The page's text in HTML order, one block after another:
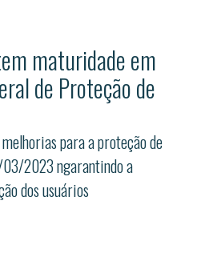
maturidade em
de Proteção de
para a proteção de
2023 ngarantindo a
dos usuários